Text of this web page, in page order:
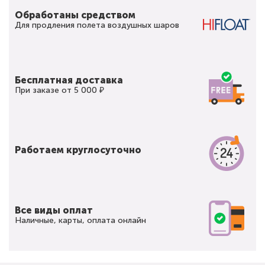
Обработаны средством
Для продления полета воздушных шаров
Бесплатная доставка
При заказе от 5 000 ₽
Работаем круглосуточно
Все виды оплат
Наличные, карты, оплата онлайн